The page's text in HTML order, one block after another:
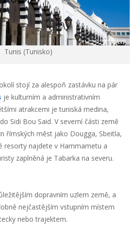
Tunis (Tunisko)
stojí za alespoň zastávku na pár
je kulturním a administrativním
atrakcemi je tuniská medina,
Sidi Bou Said. V severní části země
římských měst jako Dougga, Sbeitla,
resorty najdete v Hammametu a
zaplněná je Tabarka na severu.
dopravním uzlem země, a
nejčastějším vstupním místem
nebo trajektem.